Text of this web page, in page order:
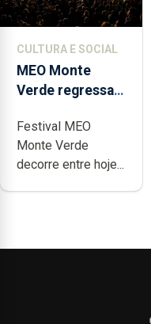
CULTURA E SOCIAL
MEO Monte
Verde regressa
acessibilidade
Festival MEO
Monte Verde
decorre entre hoje...